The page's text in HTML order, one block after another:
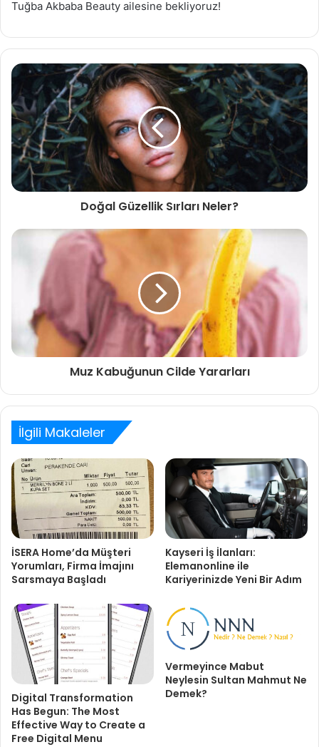
Tuğba Akbaba Beauty ailesine bekliyoruz!
Doğal Güzellik Sırları Neler?
Muz Kabuğunun Cilde Yararları
İlgili Makaleler
İSERA Home’da Müşteri
Yorumları, Firma İmajını
Sarsmaya Başladı
Kayseri İş İlanları:
Elemanonline ile
Kariyerinizde Yeni Bir Adım
Digital Transformation
Has Begun: The Most
Effective Way to Create a
Free Digital Menu
Vermeyince Mabut
Neylesin Sultan Mahmut Ne
Demek?